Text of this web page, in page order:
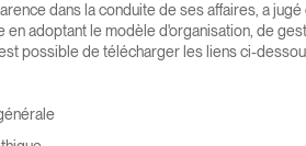
dans la conduite de ses affaires, a
adoptant le modèle d'organisation, de
possible de télécharger les liens ci-